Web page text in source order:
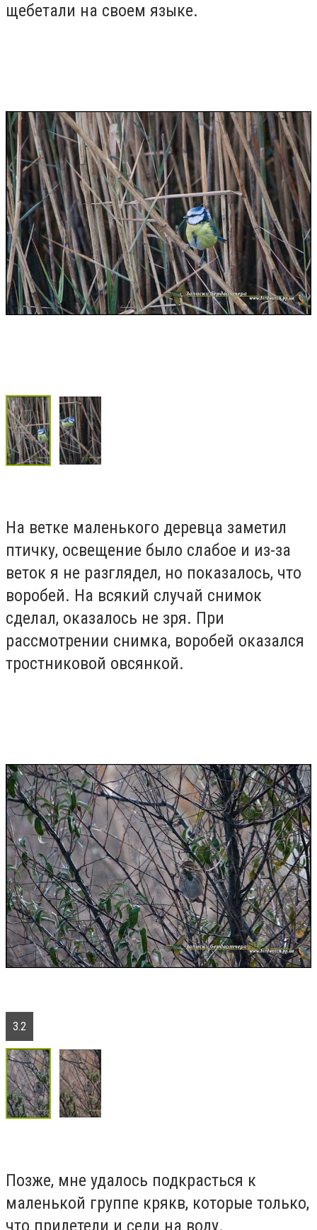
щебетали на своем языке.
На ветке маленького деревца заметил
птичку, освещение было слабое и из-за
веток я не разглядел, но показалось, что
воробей. На всякий случай снимок
сделал, оказалось не зря. При
рассмотрении снимка, воробей оказался
тростниковой овсянкой.
3.2
Позже, мне удалось подкрасться к
маленькой группе крякв, которые только,
что прилетели и сели на воду.